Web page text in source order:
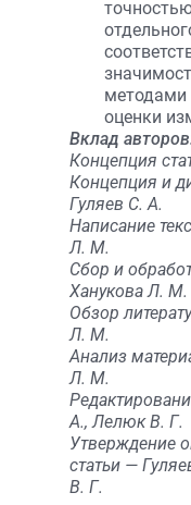
методами
оценки
Вклад
Концепция
Концепция и
Гуляев С. А.
Написание
Л. М.
Сбор и
Ханукова Л. М.
Обзор
Л. М.
Анализ
Л. М.
А., Лелюк В. Г.
Утверждение
статьи —
В. Г.